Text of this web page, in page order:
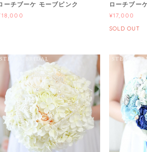
ーチブーケ モーブピンク
ローチブー
¥17,000
SOLD OUT